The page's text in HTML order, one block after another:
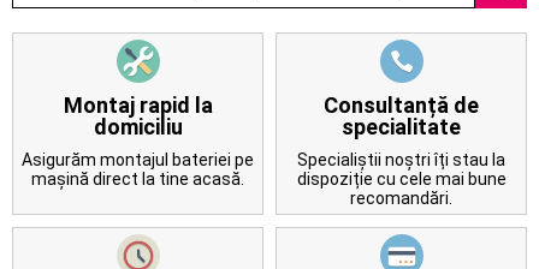
Contact
Montaj rapid la
domiciliu
Asigurăm montajul bateriei pe
mașină direct la tine acasă.
Consultanță de
specialitate
Specialiștii noștri îți stau la
dispoziție cu cele mai bune
recomandări.